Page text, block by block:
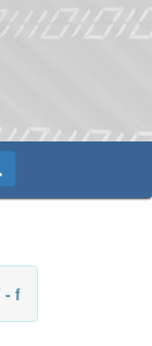
- f